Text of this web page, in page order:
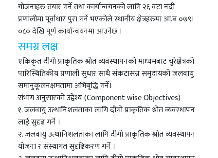
योजनाहरु तयार गर्ने तथा कार्यान्वयनको लागि २६ वटा नदी
प्रणालीमा पूर्वाधार पुरा गर्ने भएकोले स्थानीय क्षेत्रहरुमा आ.ब ०७९।
०८० देखि पूर्ण कार्यान्वयनमा आउनेछ ।
समग्र लक्ष
एकिकृत दीगो प्राकृतिक श्रोत व्यवस्थापनको माध्यमबाट चुरेक्षेत्रको
पारिस्थितिकीय प्रणाली सुधार साथै संकटासन्न समुदायको जलवायु
समानुकूलनक्षमतामा अभिबृद्धि गर्ने।
संभाग अनुसारको उद्देश्य (Component wise Objectives)
१. जलवायु उत्थानिशलताका लागि दीगो प्राकृतिक श्रोत व्यवस्थापन
लाई सुदृढ गर्ने ।
२. जलवायु उत्थानिशलताका लागि दीगो प्राकृतिक श्रोत व्यवस्थापन
योजना र संस्थागत सुदृढिकरण गर्ने ।